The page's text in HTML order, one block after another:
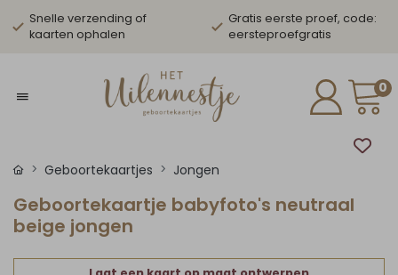
Snelle verzending of
kaarten ophalen
Gratis eerste proef, code:
eersteproefgratis
0
Geboortekaartjes Jongen
Geboortekaartje babyfoto's neutraal
beige jongen